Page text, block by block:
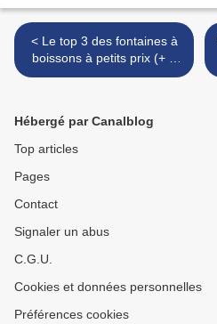
< Le top 3 des fontaines à
boissons à petits prix (+ 5
façons d'indiquer les noms
Hébergé par Canalblog
Top articles
Pages
Contact
Signaler un abus
C.G.U.
Cookies et données personnelles
Préférences cookies